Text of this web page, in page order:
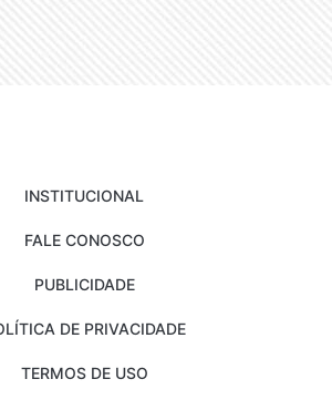
INSTITUCIONAL
FALE CONOSCO
PUBLICIDADE
DE PRIVACIDADE
TERMOS DE USO